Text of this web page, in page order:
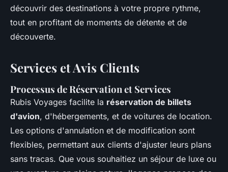
découvrir des destinations à votre propre rythme,
tout en profitant de moments de détente et de
découverte.
Services et Avis Clients
Processus de Réservation et Services
Rubis Voyages facilite la réservation de billets
d'avion, d'hébergements, et de voitures de location.
Les options d'annulation et de modification sont
flexibles, permettant aux clients d'ajuster leurs plans
sans tracas. Que vous souhaitiez un séjour de luxe ou